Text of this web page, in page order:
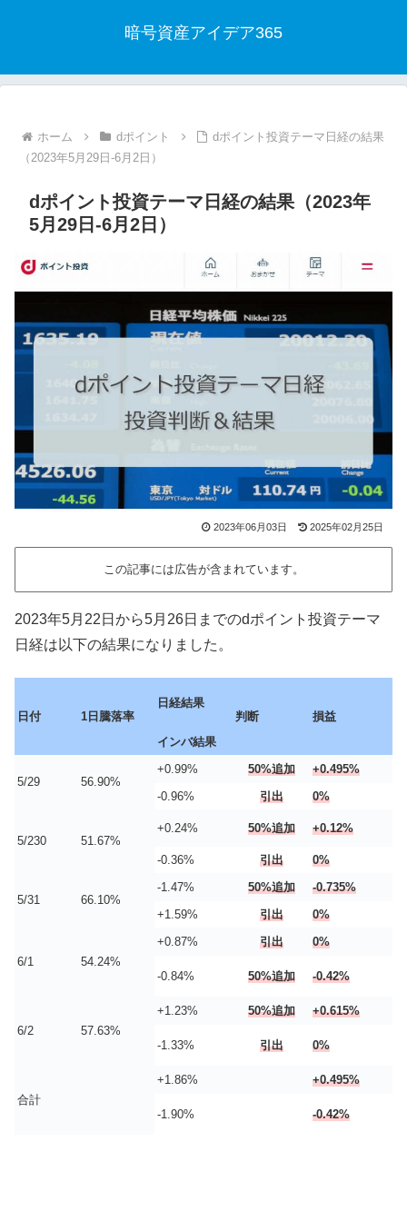
暗号資産アイデア365
ホーム dポイント
dポイント投資テーマ日経の結果
（2023年5月29日-6月2日）
dポイント投資テーマ日経の結果（2023年
5月29日-6月2日）
2023年06月03日 2025年02月25日
この記事には広告が含まれています。
2023年5月22日から5月26日までのdポイント投資テーマ
日経は以下の結果になりました。
日付 1日騰落率
日経結果
判断
損益
インバ結果
5/29 56.90%
+0.99% 50%追加
+0.495%
-0.96%
引出 0%
5/230 51.67%
+0.24% 50%追加 +0.12%
-0.36% 引出 0%
5/31 66.10%
-1.47% 50%追加
-0.735%
+1.59%
引出 0%
6/1 54.24%
+0.87% 引出 0%
-0.84% 50%追加 -0.42%
6/2 57.63%
+1.23% 50%追加 +0.615%
-1.33% 引出 0%
合計
+1.86% +0.495%
-1.90% -0.42%